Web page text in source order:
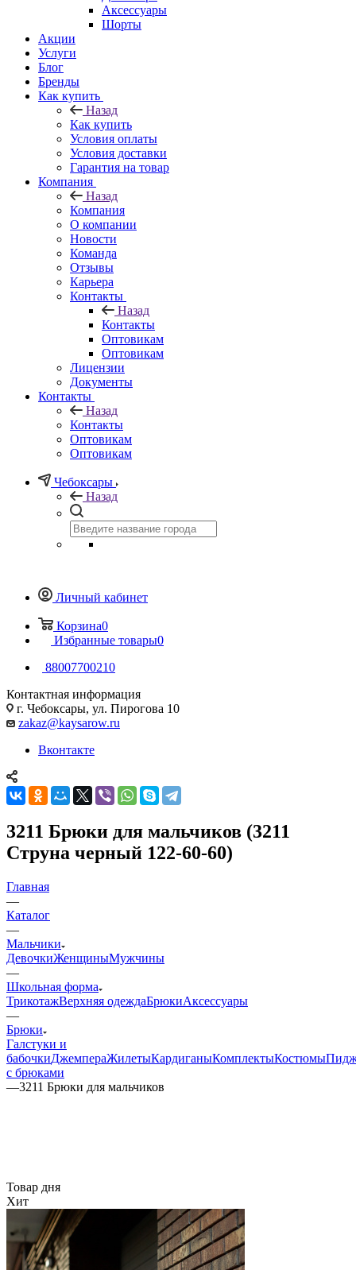
Аксессуары
Шорты
Акции
Услуги
Блог
Бренды
Как купить
Назад
Как купить
Условия оплаты
Условия доставки
Гарантия на товар
Компания
Назад
Компания
О компании
Новости
Команда
Отзывы
Карьера
Контакты
Назад
Контакты
Оптовикам
Оптовикам
Лицензии
Документы
Контакты
Назад
Контакты
Оптовикам
Оптовикам
Чебоксары
Назад
Личный кабинет
Корзина0
Избранные товары0
88007700210
Контактная информация
г. Чебоксары, ул. Пирогова 10
zakaz@kaysarow.ru
Вконтакте
3211 Брюки для мальчиков (3211
Струна черный 122-60-60)
Главная
—
Каталог
—
Мальчики
ДевочкиЖенщиныМужчины
—
Школьная форма
ТрикотажВерхняя одеждаБрюкиАксессуары
—
Брюки
Галстуки и
бабочкиДжемпераЖилетыКардиганыКомплектыКостюмы
с брюками
—3211 Брюки для мальчиков
Товар дня
Хит